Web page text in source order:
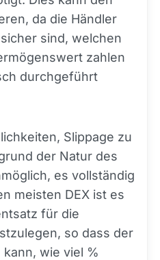
da die Händler
sind, welchen
zahlen
durchgeführt
Slippage zu
der Natur des
es vollständig
meisten DEX ist es
für die
so dass der
wie viel %